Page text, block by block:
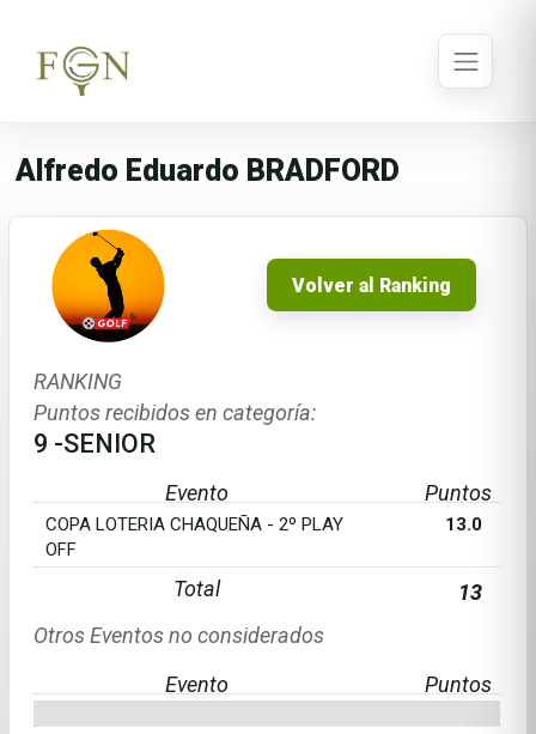
Alfredo Eduardo BRADFORD
Volver al Ranking
RANKING
Puntos recibidos en categoría:
9 -SENIOR
Evento Puntos
COPA LOTERIA CHAQUEÑA - 2º PLAY
OFF
13.0
Total
13
Otros Eventos no considerados
Evento
Puntos